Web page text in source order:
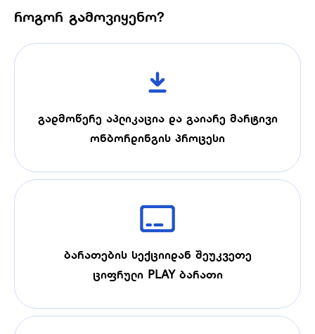
როგორ გამოვიყენო?
გადმოწერე აპლიკაცია და გაიარე მარტივი
ონბორდინგის პროცესი
ბარათების სექციიდან შეუკვეთე
ციფრული PLAY ბარათი